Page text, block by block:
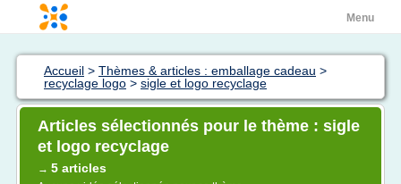
Menu
Accueil > Thèmes & articles : emballage cadeau >
recyclage logo > sigle et logo recyclage
Articles sélectionnés pour le thème : sigle
et logo recyclage
→ 5 articles